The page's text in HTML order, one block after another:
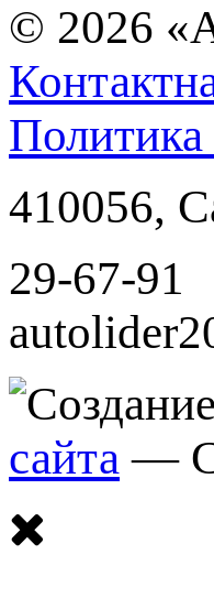
© 2026
410056,
29-67-91
сайта —